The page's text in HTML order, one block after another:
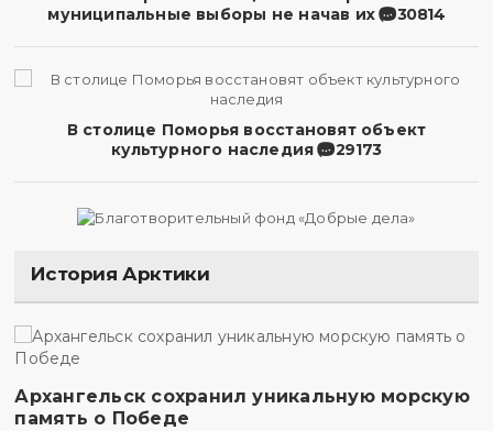
муниципальные выборы не начав их
30814
В столице Поморья восстановят объект
культурного наследия
29173
История Арктики
Архангельск сохранил уникальную морскую
память о Победе